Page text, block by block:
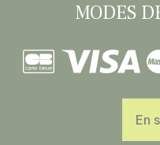
MODES
En